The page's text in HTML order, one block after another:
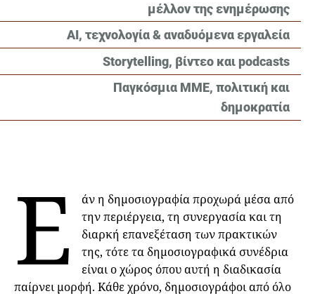
μέλλον της ενημέρωσης
AI, τεχνολογία & αναδυόμενα εργαλεία
Storytelling, βίντεο και podcasts
Παγκόσμια ΜΜΕ, πολιτική και
δημοκρατία
Ε
άν η δημοσιογραφία προχωρά μέσα από
την περιέργεια, τη συνεργασία και τη
διαρκή επανεξέταση των πρακτικών
της, τότε τα δημοσιογραφικά συνέδρια
είναι ο χώρος όπου αυτή η διαδικασία
παίρνει μορφή. Κάθε χρόνο, δημοσιογράφοι από όλο